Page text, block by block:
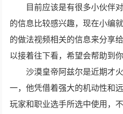
目前应该是有很多小伙伴
的信息比较感兴趣，现在小编
的做法视频相关的信息来分享
以接着往下看，希望会帮助到你
沙漠皇帝阿兹尔是近期才
一，他凭借着强大的机动性和
玩家和职业选手所选中使用，